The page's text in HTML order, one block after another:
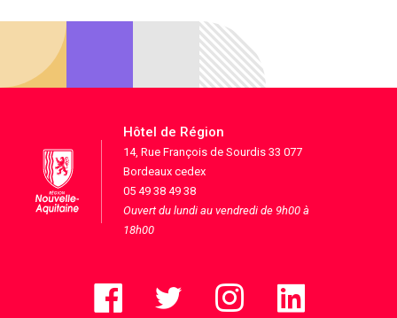
Hôtel de Région
14, Rue François de Sourdis 33 077
Bordeaux cedex
05 49 38 49 38
Ouvert du lundi au vendredi de 9h00 à
18h00